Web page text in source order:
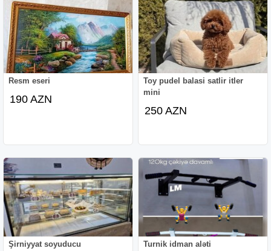
Resm eseri
190 AZN
Toy pudel balasi satlir itler
mini
250 AZN
Şirniyyat soyuducu Turnik idman aləti